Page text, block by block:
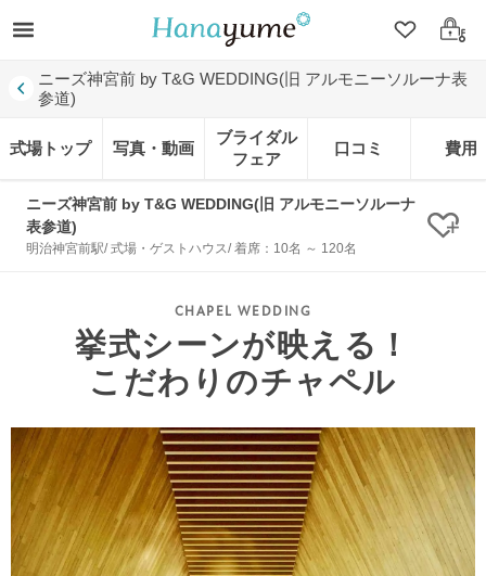
クリップ
ログ
ニーズ神宮前 by T&G WEDDING(旧 アルモニーソルーナ表
参道)
式場トップ 写真・動画
ブライダル
フェア
口コミ 費用
ニーズ神宮前 by T&G WEDDING(旧 アルモニーソルーナ
表参道)
明治神宮前駅/ 式場・ゲストハウス/ 着席：10名 ～ 120名 ク
挙式シーンが映える！
こだわりのチャペル